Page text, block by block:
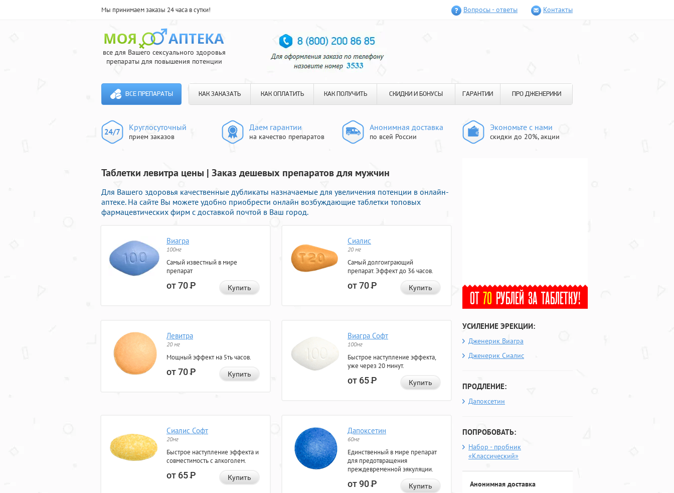
Мы принимаем заказы 24 часа в сутки! Вопросы - ответы Контакты
все для Вашего сексуального здоровья
препараты для повышения потенции
ВСЕ ПРЕПАРАТЫ КАК ЗАКАЗАТЬ КАК ОПЛАТИТЬ КАК ПОЛУЧИТЬ СКИДКИ И БОНУСЫ ГАРАНТИИ ПРО ДЖЕНЕРИКИ
Круглосуточный
прием заказов
Даем гарантии
на качество препаратов
Анонимная доставка
по всей России
Экономьте с нами
скидки до 20%, акции
Таблетки левитра цены | Заказ дешевых препаратов для мужчин
Для Вашего здоровья качественные дубликаты назначаемые для увеличения потенции в онлайн-
аптеке. На сайте Вы можете удобно приобрести онлайн возбуждающие таблетки топовых
фармацевтических фирм с доставкой почтой в Ваш город.
Виагра
100мг
Самый известный в мире
препарат
от 70Р Купить
Сиалис
20 мг
Самый долгоиграющий
препарат. Эффект до 36 часов.
от 70Р Купить
Левитра
20 мг
Мощный эффект на 5ть часов.
от 70Р Купить
Виагра Софт
100мг
Быстрое наступление эффекта,
уже через 20 минут.
от 65Р Купить
Сиалис Софт
20мг
Быстрое наступление эффекта и
совместимость с алкоголем.
от 65Р Купить
Дапоксетин
60мг
Единственный в мире препарат
для предотвращения
преждевременной эякуляции.
от 90Р Купить
УСИЛЕНИЕ ЭРЕКЦИИ:
Дженерик Виагра
Дженерик Сиалис
ПРОДЛЕНИЕ:
Дапоксетин
ПОПРОБОВАТЬ:
Набор - пробник
«Классический»
Анонимная доставка